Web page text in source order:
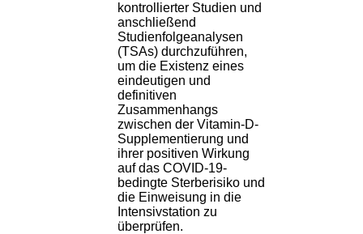
kontrollierter Studien und
anschließend
Studienfolgeanalysen
(TSAs) durchzuführen,
um die Existenz eines
eindeutigen und
definitiven
Zusammenhangs
zwischen der Vitamin-D-
Supplementierung und
ihrer positiven Wirkung
auf das COVID-19-
bedingte Sterberisiko und
die Einweisung in die
Intensivstation zu
überprüfen.